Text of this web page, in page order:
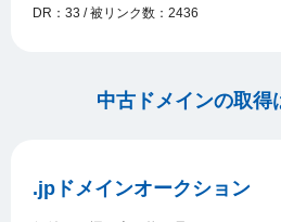
DR：33 / 被リンク数：2436
中古ドメインの取得
.jpドメインオークション